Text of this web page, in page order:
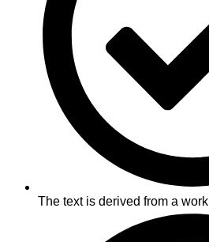
The text is derived from a